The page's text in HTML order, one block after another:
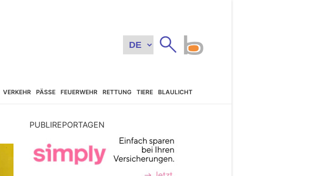
VERKEHR PÄSSE FEUERWEHR RETTUNG TIERE BLAULICHT
PUBLIREPORTAGEN